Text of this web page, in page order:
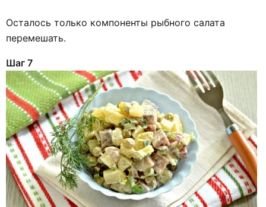
Осталось только компоненты рыбного салата
перемешать.
Шаг 7